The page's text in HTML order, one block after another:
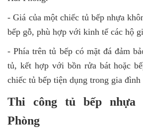
- Giá của một chiếc tủ bếp nhựa
bếp gỗ, phù hợp với kinh tế các hộ
- Phía trên tủ bếp có mặt đá đảm
tủ, kết hợp với bồn rửa bát hoặc
chiếc tủ bếp tiện dụng trong gia đình
Thi công tủ bếp
Phòng